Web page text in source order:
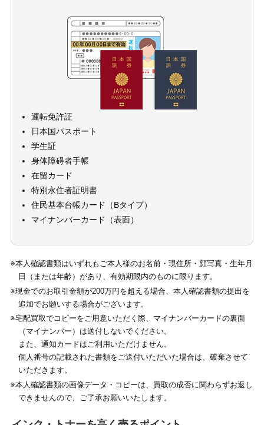
運転免許証
日本国パスポート
学生証
身体障碍者手帳
在留カード
特別永住者証明書
住民基本台帳カード（Bタイプ）
マイナンバーカード（表面）
※本人確認書類はいずれもご本人様のお名前・現住所・顔写真・生年月
日（または年齢）があり、有効期限内のものに限ります。
※現金でのお取引金額が200万円を超える場合、本人確認書類の提出を
追加でお願いする場合がございます。
※宅配買取でコピーをご用意いただく際、マイナンバーカードの裏面
（マイナンバー）は送付しないでください。
また、通知カードはご利用いただけません。
個人番号の記載された書類をご送付いただいた場合は、破棄させて
いただきます。
※本人確認書類の画像データ・コピーは、買取の成否に関わらずお返し
できませんので、ご了承お願いいたします。